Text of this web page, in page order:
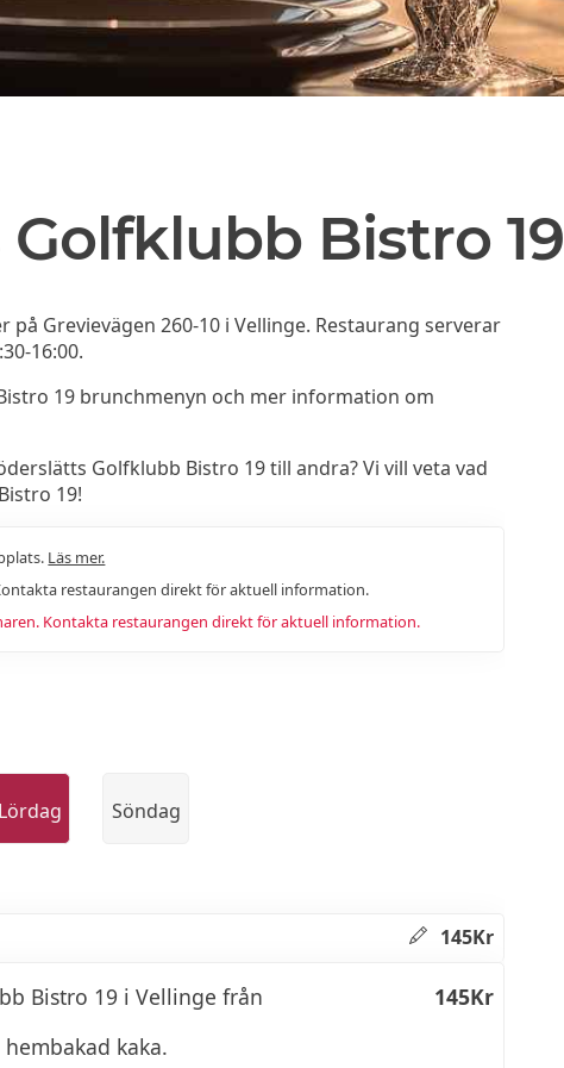
Bistro 19
Grevievägen 260-10 i Vellinge. Restaurang serverar
16:00.
19 brunchmenyn och mer information om
Golfklubb Bistro 19 till andra? Vi vill veta vad
19!
Läs mer.
restaurangen direkt för aktuell information.
Kontakta restaurangen direkt för aktuell information.
Lördag Söndag
145Kr
Bistro 19 i Vellinge från
145Kr
kaka.